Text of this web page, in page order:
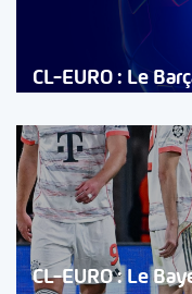
CL-EURO : Le
CL-EURO : Le